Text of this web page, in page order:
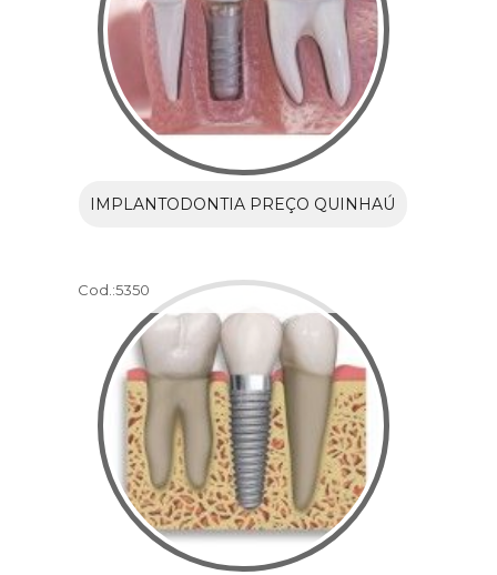
IMPLANTODONTIA PREÇO QUINHAÚ
Cod.:5350